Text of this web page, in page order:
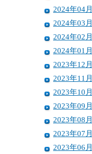
2024年04月
2024年03月
2024年02月
2024年01月
2023年12月
2023年11月
2023年10月
2023年09月
2023年08月
2023年07月
2023年06月